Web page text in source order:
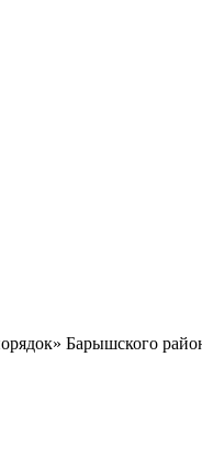
Барышского